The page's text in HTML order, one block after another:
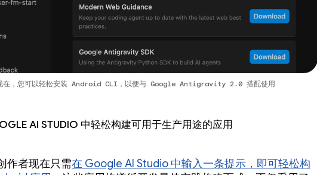
在，您可以轻松安装 Android CLI，以便与 Google Antigravity 2.0 搭配使用
AI Studio 中轻松构建可用于生产用途的应用
作者现在只需在 Google AI Studio 中输入一条提示，即可轻松构